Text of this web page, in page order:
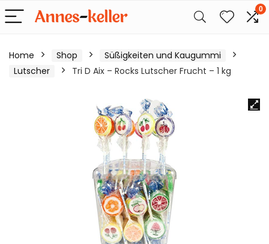
0
Home Shop
Süßigkeiten und Kaugummi
Lutscher
Tri D Aix – Rocks Lutscher Frucht – 1 kg